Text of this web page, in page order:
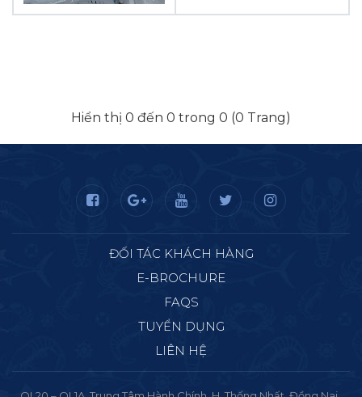
Hiển thị 0 đến 0 trong 0 (0 Trang)
ĐỐI TÁC KHÁCH HÀNG
E-BROCHURE
FAQS
TUYỂN DỤNG
LIÊN HỆ